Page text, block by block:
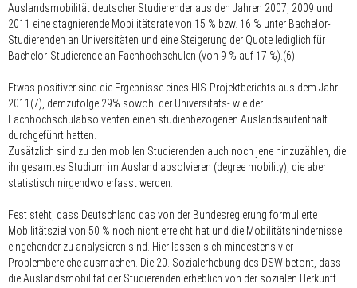
Auslandsmobilität deutscher Studierender aus den Jahren 2007, 2009 und
2011 eine stagnierende Mobilitätsrate von 15 % bzw. 16 % unter Bachelor-
Studierenden an Universitäten und eine Steigerung der Quote lediglich für
Bachelor-Studierende an Fachhochschulen (von 9 % auf 17 %).(6)
Etwas positiver sind die Ergebnisse eines HIS-Projektberichts aus dem Jahr
2011(7), demzufolge 29% sowohl der Universitäts- wie der
Fachhochschulabsolventen einen studienbezogenen Auslandsaufenthalt
durchgeführt hatten.
Zusätzlich sind zu den mobilen Studierenden auch noch jene hinzuzählen, die
ihr gesamtes Studium im Ausland absolvieren (degree mobility), die aber
statistisch nirgendwo erfasst werden.
Fest steht, dass Deutschland das von der Bundesregierung formulierte
Mobilitätsziel von 50 % noch nicht erreicht hat und die Mobilitätshindernisse
eingehender zu analysieren sind. Hier lassen sich mindestens vier
Problembereiche ausmachen. Die 20. Sozialerhebung des DSW betont, dass
die Auslandsmobilität der Studierenden erheblich von der sozialen Herkunft